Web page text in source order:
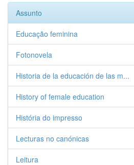
Assunto
Educação feminina
Fotonovela
Historia de la educación de las m...
History of female education
História do impresso
Lecturas no canónicas
Leitura